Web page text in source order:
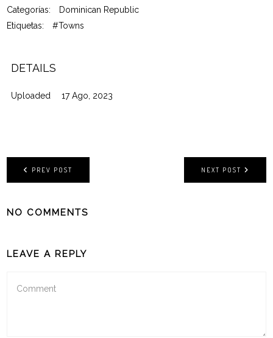
Categorías:
Dominican Republic
Etiquetas:
#Towns
DETAILS
Uploaded 17 Ago, 2023
NEXT POST
PREV POST
NO COMMENTS
LEAVE A REPLY